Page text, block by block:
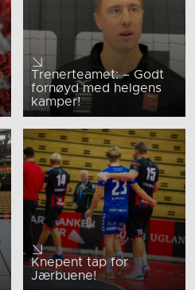
Trenerteamet: – Godt
fornøyd med helgens
kamper!
Knepent tap for
Jærbuene!